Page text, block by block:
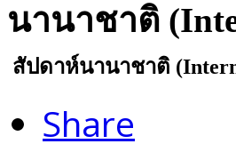
นานาชาติ
สัปดาห์นานาชาติ
Share